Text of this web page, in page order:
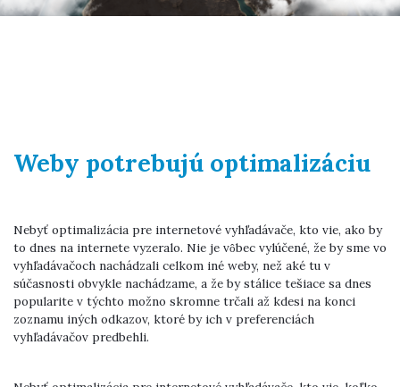
Weby potrebujú optimalizáciu
Nebyť optimalizácia pre internetové vyhľadávače, kto vie, ako by
to dnes na internete vyzeralo. Nie je vôbec vylúčené, že by sme vo
vyhľadávačoch nachádzali celkom iné weby, než aké tu v
súčasnosti obvykle nachádzame, a že by stálice tešiace sa dnes
popularite v týchto možno skromne trčali až kdesi na konci
zoznamu iných odkazov, ktoré by ich v preferenciách
vyhľadávačov predbehli.